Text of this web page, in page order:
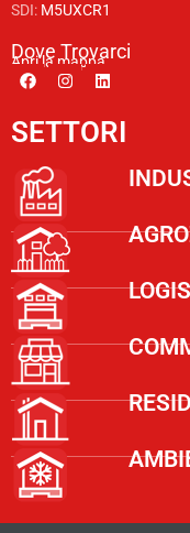
SDI: M5UXCR1
Dove Trovarci
Apri la mappa
SETTORI